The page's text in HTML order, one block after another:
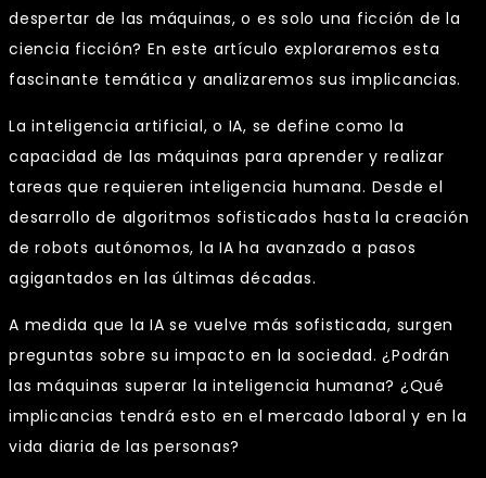
despertar de las máquinas, o es solo una ficción de la
ciencia ficción? En este artículo exploraremos esta
fascinante temática y analizaremos sus implicancias.
La inteligencia artificial, o IA, se define como la
capacidad de las máquinas para aprender y realizar
tareas que requieren inteligencia humana. Desde el
desarrollo de algoritmos sofisticados hasta la creación
de robots autónomos, la IA ha avanzado a pasos
agigantados en las últimas décadas.
A medida que la IA se vuelve más sofisticada, surgen
preguntas sobre su impacto en la sociedad. ¿Podrán
las máquinas superar la inteligencia humana? ¿Qué
implicancias tendrá esto en el mercado laboral y en la
vida diaria de las personas?